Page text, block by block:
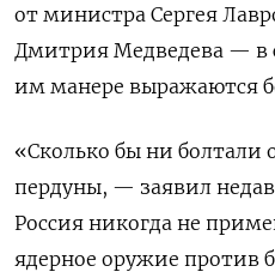
от министра Сергея
Дмитрия Медведева — в
им манере выражаются
«Сколько бы ни болтали
пердуны, — заявил
Россия никогда не
ядерное оружие против